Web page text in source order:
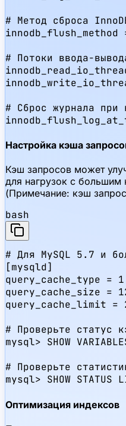
# Метод сброса
innodb_flush_method
# Потоки ввода-
# Сброс журнала при
Настройка кэша
Кэш запросов может
для нагрузок с большим
(Примечание: кэш
bash
# Для MySQL 5.7 и
[mysqld]
query_cache_type = 1
query_cache_size =
query_cache_limit =
# Проверьте статус
mysql> SHOW
# Проверьте
mysql> SHOW
Оптимизация индексов